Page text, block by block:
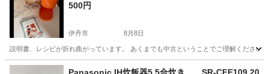
500円
伊丹市 8月8日
説明書、レシピが折れ曲がっています。 あくまでも中古ということでご理解ください
兵庫 伊丹市 かき氷